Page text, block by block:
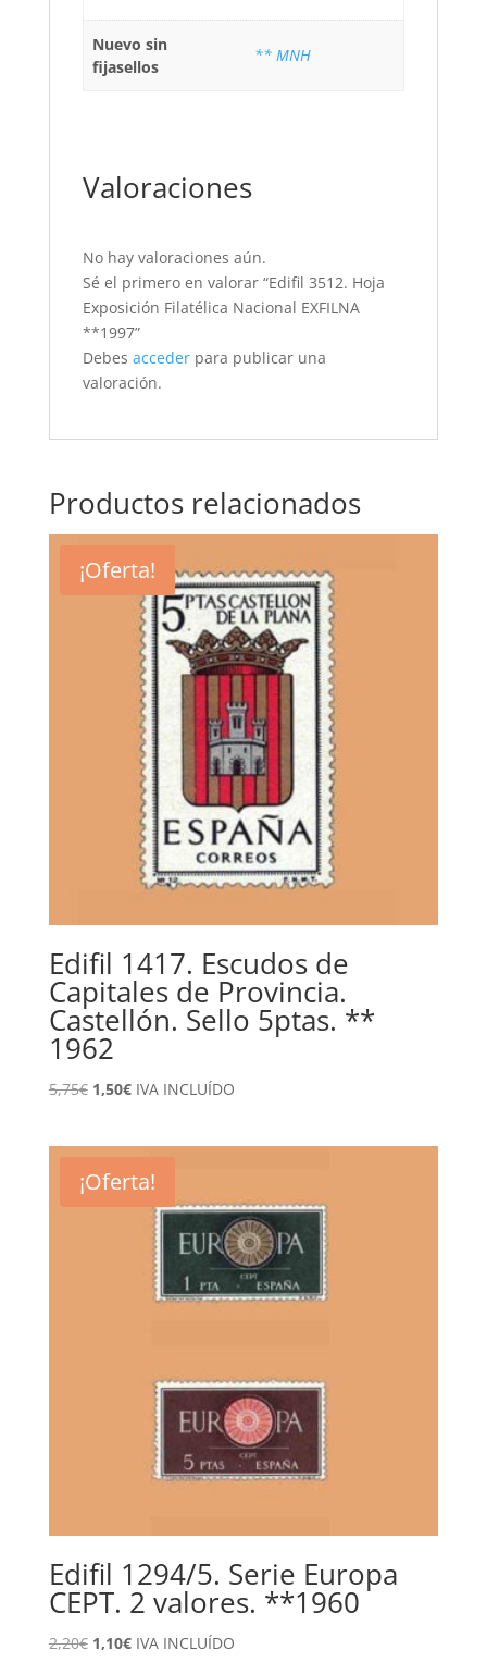
Nuevo sin
fijasellos
** MNH
Valoraciones
No hay valoraciones aún.
Sé el primero en valorar “Edifil 3512. Hoja
Exposición Filatélica Nacional EXFILNA
**1997”
Debes accederpara publicar una
valoración.
Productos relacionados
¡Oferta!
Edifil 1417. Escudos de
Capitales de Provincia.
Castellón. Sello 5ptas. **
1962
5,75€ El
5,75€.
1,50€El
1,50€.
IVA INCLUÍDO
¡Oferta!
Edifil 1294/5. Serie Europa
CEPT. 2 valores. **1960
2,20€ El
1,10€ElIVA INCLUÍDO